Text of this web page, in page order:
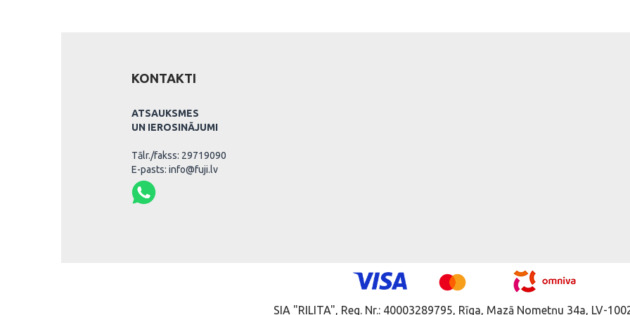
KONTAKTI
ATSAUKSMES
UN IEROSINĀJUMI
Tālr./fakss: 29719090
E-pasts: info@fuji.lv
SIA "RILITA", Reg. Nr.: 40003289795, Rīga, Mazā Nometņu 34a, LV-